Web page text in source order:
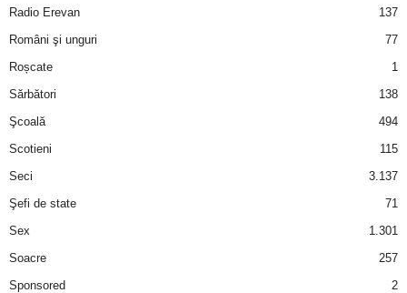
Radio Erevan
137
Români şi unguri
77
Roșcate
1
Sărbători
138
Şcoală
494
Scotieni
115
Seci
3.137
Şefi de state
71
Sex
1.301
Soacre
257
Sponsored
2